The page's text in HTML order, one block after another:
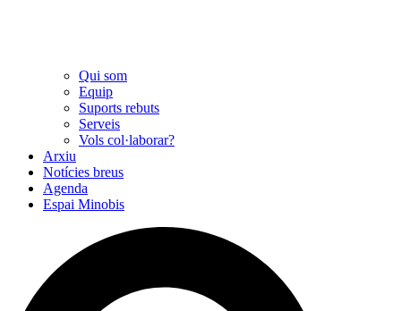
Qui som
Equip
Suports rebuts
Serveis
Vols col·laborar?
Arxiu
Notícies breus
Agenda
Espai Minobis